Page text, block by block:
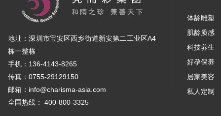
地址：深圳市宝安区西乡街道新安第二工业区A4
栋一整栋
手机：136-4143-8265
传真：0755-29129150
邮箱：info@charisma-asia.com
全国热线： 400-800-3325
体龄雕塑
肌龄质感
科技养生
好孕保养
居家美容
私人定制